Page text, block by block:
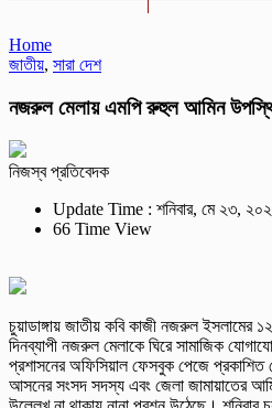
Home
জাতীয়, সারা দেশ
নজরুল মেলায় এমপি রুহুল আমিন
নিজস্ব প্রতিবেদক
Update Time : শনিবার, মে ২৩,
66 Time View
চুয়াডাঙ্গায় জাতীয় কবি কাজী নজরুল
দিনব্যাপী নজরুল মেলাকে ঘিরে সামাজিক
প্রশাসনের অফিসিয়াল ফেসবুক পেজে প্রকাশিত
আসনের সংসদ সদস্য এবং জেলা জামায়াতের